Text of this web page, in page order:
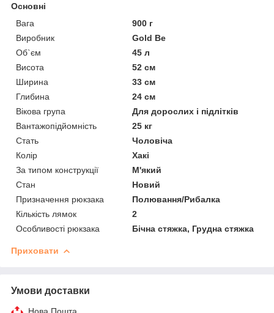
Основні
Вага
900 г
Виробник
Gold Be
Об`єм
45 л
Висота
52 см
Ширина
33 см
Глибина
24 см
Вікова група
Для дорослих і підлітків
Вантажопідйомність
25 кг
Стать
Чоловіча
Колір
Хакі
За типом конструкції
М'який
Стан
Новий
Призначення рюкзака
Полювання/Рибалка
Кількість лямок
2
Особливості рюкзака
Бічна стяжка, Грудна стяжка
Приховати
Умови доставки
Нова Пошта